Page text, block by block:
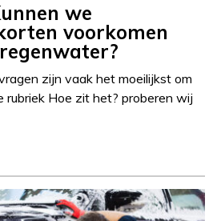
we
voorkomen
zijn vaak het moeilijkst om
rubriek Hoe zit het? proberen wij